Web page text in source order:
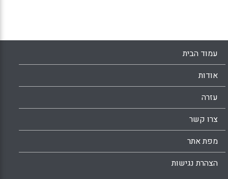
WhatsApp
Facebook
Email
X
עמוד הבית
אודות
עזרה
צרו קשר
מפת אתר
הצהרת נגישות